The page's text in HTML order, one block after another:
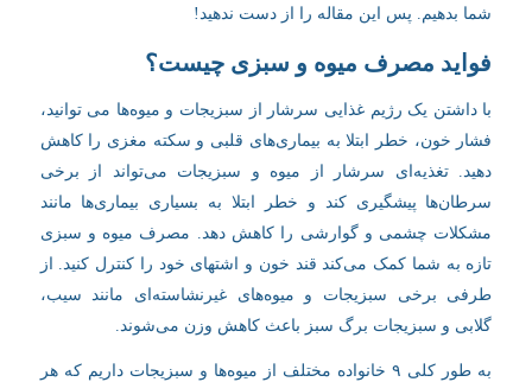
شما بدهیم. پس این مقاله را از دست ندهید!
فواید مصرف میوه و سبزی چیست؟
با داشتن یک رژیم غذایی سرشار از سبزیجات و میوه‌ها می توانید،
فشار خون، خطر ابتلا به بیماری‌های قلبی و سکته مغزی را کاهش
دهید. تغذیه‌ای سرشار از میوه و سبزیجات می‌تواند از برخی
سرطان‌ها پیشگیری کند و خطر ابتلا به بسیاری بیماری‌ها مانند
مشکلات چشمی و گوارشی را کاهش دهد. مصرف میوه و سبزی
تازه به شما کمک می‌کند قند خون و اشتهای خود را کنترل کنید. از
طرفی برخی سبزیجات و میوه‌های غیرنشاسته‌ای مانند سیب،
گلابی و سبزیجات برگ سبز باعث کاهش وزن می‌شوند.
به طور کلی ۹ خانواده مختلف از میوه‌ها و سبزیجات داریم که هر